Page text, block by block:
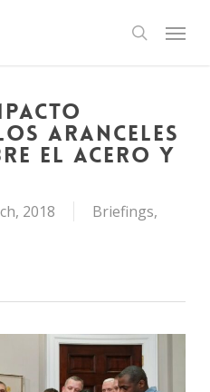
search
Menu
aranceles
el acero y
2018 Briefings,